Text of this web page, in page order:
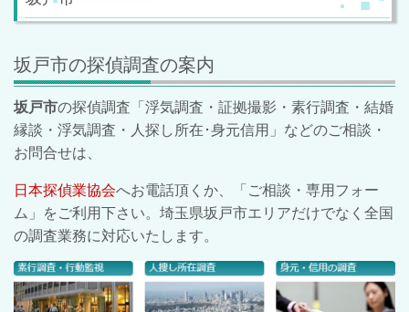
坂戸市の探偵調査の案内
坂戸市の探偵調査「浮気調査・証拠撮影・素行調査・結婚
縁談・浮気調査・人探し所在･身元信用」などのご相談・
お問合せは、
日本探偵業協会へお電話頂くか、「ご相談・専用フォー
ム」をご利用下さい。埼玉県坂戸市エリアだけでなく全国
の調査業務に対応いたします。